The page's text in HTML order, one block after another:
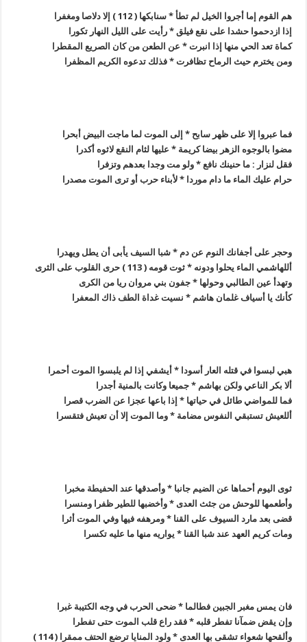
هم القوم إما أجروا الخيل لم تطأ * سنابكها ( 112 ) إلا دلاصا ومغفرا
إذا ازدحموا حشدا على نقع فيلق * رأيت على الليل النهار تكورا
كماة تعد الحي منها إذا انبرت * عن الطعن من كان الصريع المقطرا
ومن يخترم حيث الرماح تظافرت * فذلك تدعوه الكريم المظفرا
فما عبروا إلا على ظهر سابح * إلى الموت لما ماجت البيض أبحرا
مضوا بالوجوه الزهر بيضا كريمة * عليها لثام النقع لاثوه أكدرا
فقل لنزار : ما حنينك نافع * ولو مت وجدا بعدهم وتزفرا
حرام عليك الماء ما دام موردا * لأبناء حرب أو ترى الموت مصدرا
وحجر على أجفانك النوم عن دم * شبا السيف يأبى أن يطل ويهدرا
أللهاشمي الماء يحلوا ودونه * ثوت قومه ( 113 ) حرى القلوب على الثرى
وتهدأ عين الطالبي وحولها * جفون بني مروان ريا من الكرى
كأنك يا أسياف غلمان هاشم * نسيت غداة الطف ذاك المعفرا
هبي لبسوا في قتله العار أسودا * أيشفي إذا لم يلبسوا الموت أحمرا
ألا بكر الناعي ولكن بهاشم * جميعا وكانت بالمنية أجدرا
فما للمواضي طائل في حياتها * إذا باعها عجزا عن الضرب قصرا
أللعيش تستبقي النفوس مضامة * وما الموت إلا أن تعيش فتقسرا
ثوى اليوم أحماها عن الضيم جانبا * وأصدقها عند الحفيطة مخبرا
وأطعمها للوحش من جثث العدى * وأخضبها للطير ظفرا ومنسرا
قضى بعد مارد السيوف على القنا * ومرهفه فيها وفي الموت أثرا
ومات كريم العهد عند شبا القنا * يواريه منها ما عليه تكسرا
فان يمس مغبر الجبين فطالما * ضحى الحرب في وجه الكتيبة غبرا
وإن يقض ضمآنا تفطر قلبه * فقد راع قلب الموت حتى تفطرا
وألقحها شعواء تشقى بها العدى * ولود المنايا ترضع الحتف ممقرا ( 114 )